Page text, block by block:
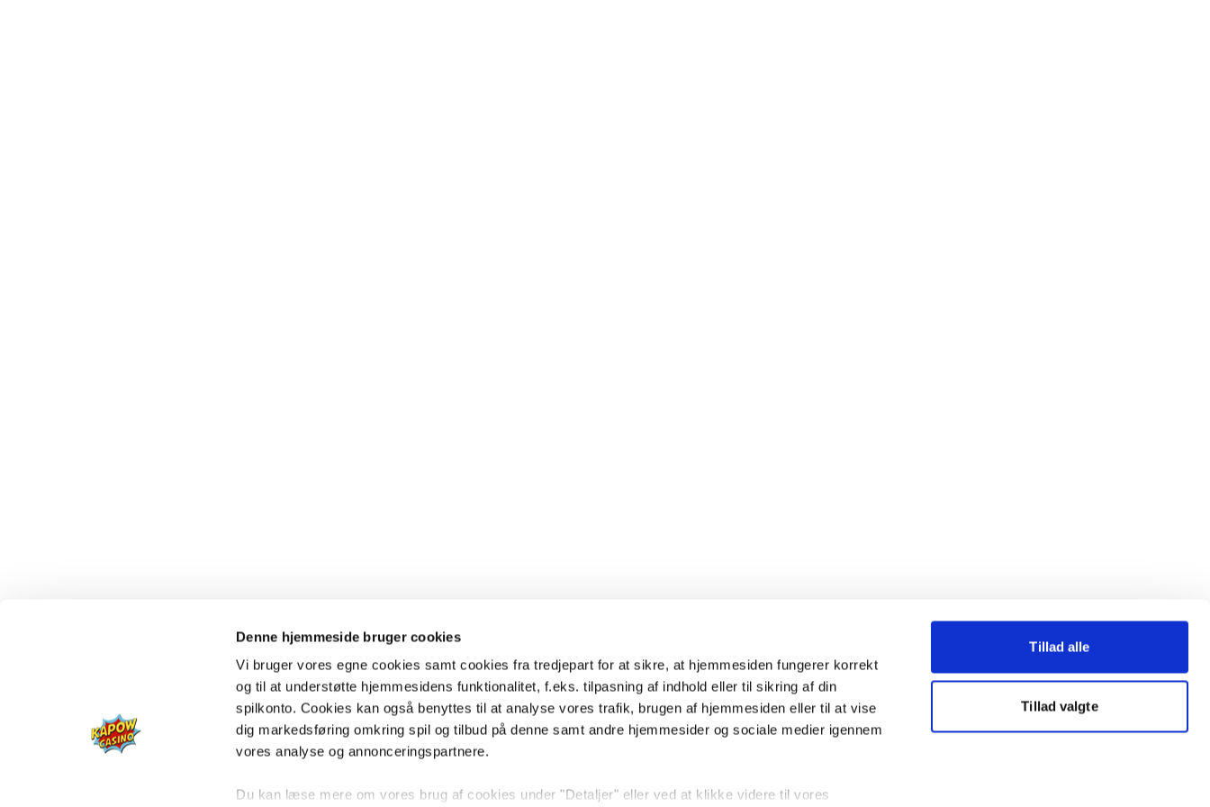
Denne hjemmeside bruger cookies
Vi bruger vores egne cookies samt cookies fra tredjepart for at sikre, at hjemmesiden fungerer korrekt
og til at understøtte hjemmesidens funktionalitet, f.eks. tilpasning af indhold eller til sikring af din
spilkonto. Cookies kan også benyttes til at analyse vores trafik, brugen af hjemmesiden eller til at vise
dig markedsføring omkring spil og tilbud på denne samt andre hjemmesider og sociale medier igennem
vores analyse og annonceringspartnere.
Du kan læse mere om vores brug af cookies under "Detaljer" eller ved at klikke videre til vores
Tillad alle
Tillad valgte